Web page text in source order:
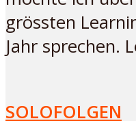
grössten
Jahr sprechen.
SOLOFOLGEN